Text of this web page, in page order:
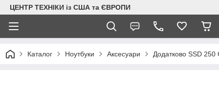
ЦЕНТР ТЕХНІКИ із США та ЄВРОПИ
Каталог Ноутбуки Аксесуари Додатково SSD 250